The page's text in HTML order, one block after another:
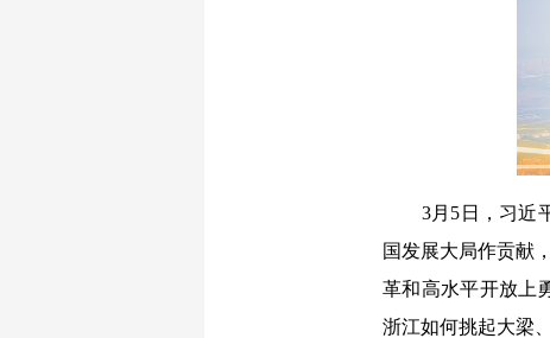
3月5日，习近平
国发展大局作贡献
革和高水平开放上
浙江如何挑起大梁